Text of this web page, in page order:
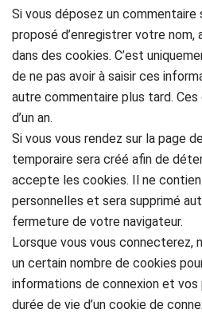
Si vous déposez un
proposé d’enregistrer votre
dans des cookies. C’est
de ne pas avoir à saisir ces
autre commentaire plus tard.
d’un an.
Si vous vous rendez sur la page
temporaire sera créé afin de
accepte les cookies. Il ne
personnelles et sera supprimé
fermeture de votre navigateur.
Lorsque vous vous connecterez,
un certain nombre de cookies
informations de connexion et vos
durée de vie d’un cookie de